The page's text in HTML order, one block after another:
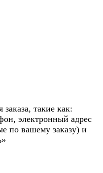
такие как:
электронный адрес
по вашему заказу) и